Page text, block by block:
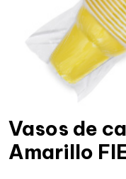
Vasos de
Amarillo